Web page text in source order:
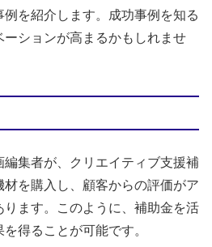
を紹介します。成功事例を知る
ーションが高まるかもしれませ
集者が、クリエイティブ支援補
を購入し、顧客からの評価がア
ります。このように、補助金を活
得ることが可能です。